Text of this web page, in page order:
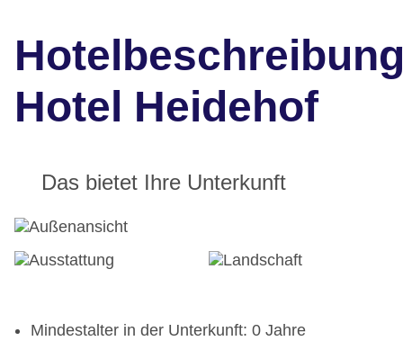
Hotel Heidehof
Das bietet Ihre Unterkunft
Mindestalter in der Unterkunft: 0 Jahre